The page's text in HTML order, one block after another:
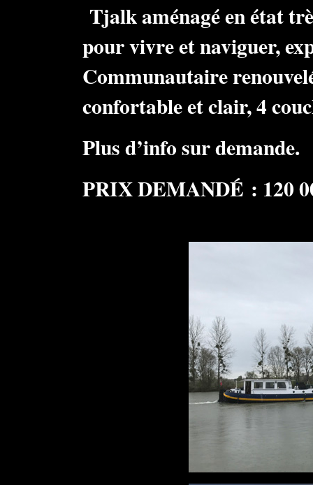
Tjalk aménagé en état
pour vivre et naviguer,
Communautaire
confortable et clair, 4
Plus d’info sur demande.
PRIX DEMANDÉ : 120